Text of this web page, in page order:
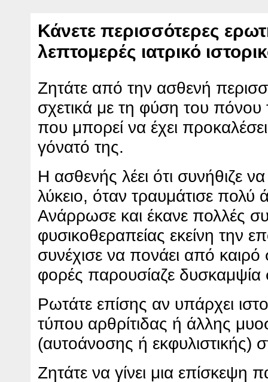
Κάνετε περισσότερες
λεπτομερές ιατρικό
Ζητάτε από την ασθενή
σχετικά με τη φύση του πόνου
που μπορεί να έχει
γόνατό της.
Η ασθενής λέει ότι συνήθιζε
λύκειο, όταν τραυμάτισε
Ανάρρωσε και έκανε πολλές
φυσικοθεραπείας εκείνη την
συνέχισε να πονάει από καιρό
φορές παρουσίαζε
Ρωτάτε επίσης αν υπάρχει
τύπου αρθρίτιδας ή άλλης
(αυτοάνοσης ή εκφυλιστικής)
Ζητάτε να γίνει μια επίσκεψη